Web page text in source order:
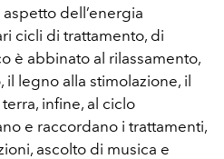
dell’energia
cicli di trattamento, di
è abbinato al rilassamento,
il legno alla stimolazione, il
infine, al ciclo
e raccordano i trattamenti,
ascolto di musica e